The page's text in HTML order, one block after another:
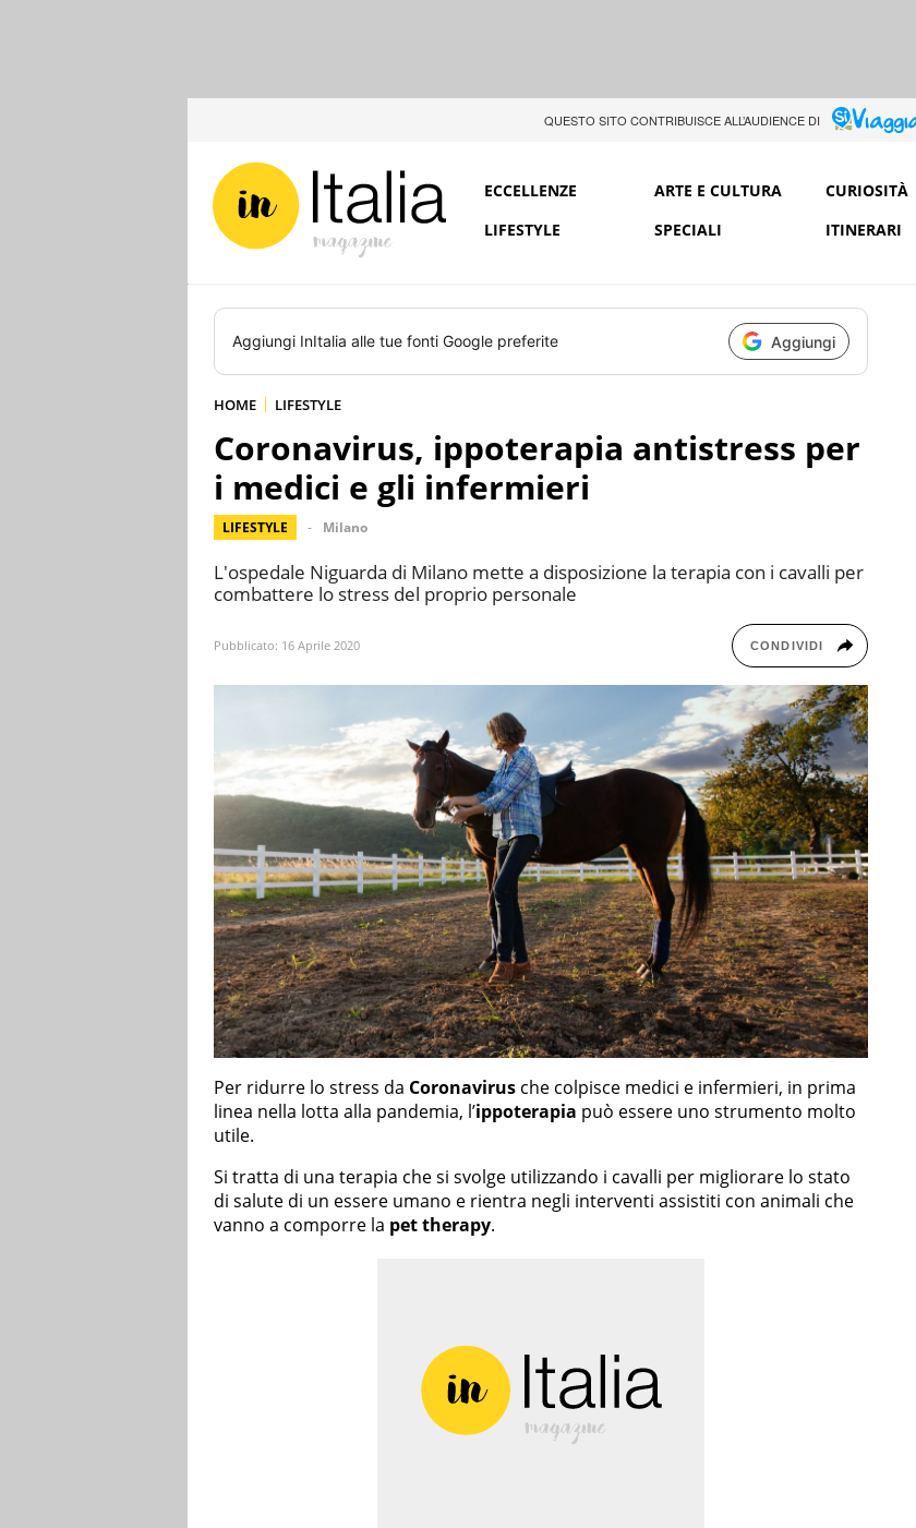
QUESTO SITO CONTRIBUISCE ALL’AUDIENCE DI
ECCELLENZE ARTE E CULTURA CURIOSITÀ
LIFESTYLE
SPECIALI ITINERARI
Aggiungi InItalia alle tue fonti Google preferite Aggiungi
HOME LIFESTYLE
Coronavirus, ippoterapia antistress per
i medici e gli infermieri
LIFESTYLE Milano
L'ospedale Niguarda di Milano mette a disposizione la terapia con i cavalli per
combattere lo stress del proprio personale
Pubblicato: 16 Aprile 2020 CONDIVIDI
Per ridurre lo stress da Coronavirus che colpisce medici e infermieri, in prima
linea nella lotta alla pandemia, l’ippoterapia può essere uno strumento molto
utile.
Si tratta di una terapia che si svolge utilizzando i cavalli per migliorare lo stato
di salute di un essere umano e rientra negli interventi assistiti con animali che
vanno a comporre la pet therapy.